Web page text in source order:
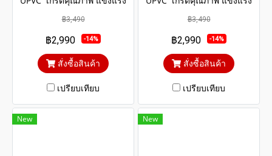
ทนทาน มีอายุการใช้งาน
ภายในประตูเสริมเหล็กตัวยูและ
โครง WOOD UPVC
฿3,490
฿2,990 -14%
สั่งซื้อสินค้า
เปรียบเทียบ
ทนทาน มีอายุการใช้งาน
ภายในประตูเสริมเหล็กตัวยูและ
โครง WOOD UPVC
฿3,490
฿2,990 -14%
สั่งซื้อสินค้า
เปรียบเทียบ
New New